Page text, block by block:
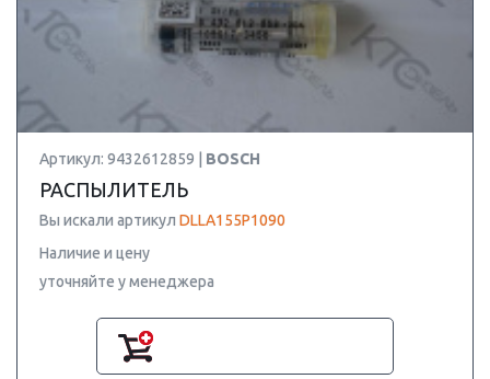
Артикул: 9432612859 | BOSCH
РАСПЫЛИТЕЛЬ
Вы искали артикул DLLA155P1090
Наличие и цену
уточняйте у менеджера